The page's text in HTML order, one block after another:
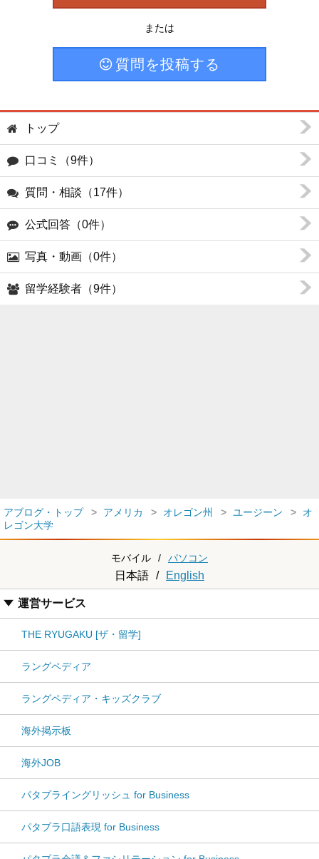
または
質問を投稿する
トップ
口コミ（9件）
質問・相談（17件）
公式回答（0件）
写真・動画（0件）
留学経験者（9件）
アブログ・トップ アメリカ オレゴン州 ユージーン
オ
レゴン大学
モバイル / パソコン
日本語 / English
運営サービス
THE RYUGAKU [ザ・留学]
ラングペディア
ラングペディア・キッズクラブ
海外掲示板
海外JOB
パタプライングリッシュ for Business
パタプラ口語表現 for Business